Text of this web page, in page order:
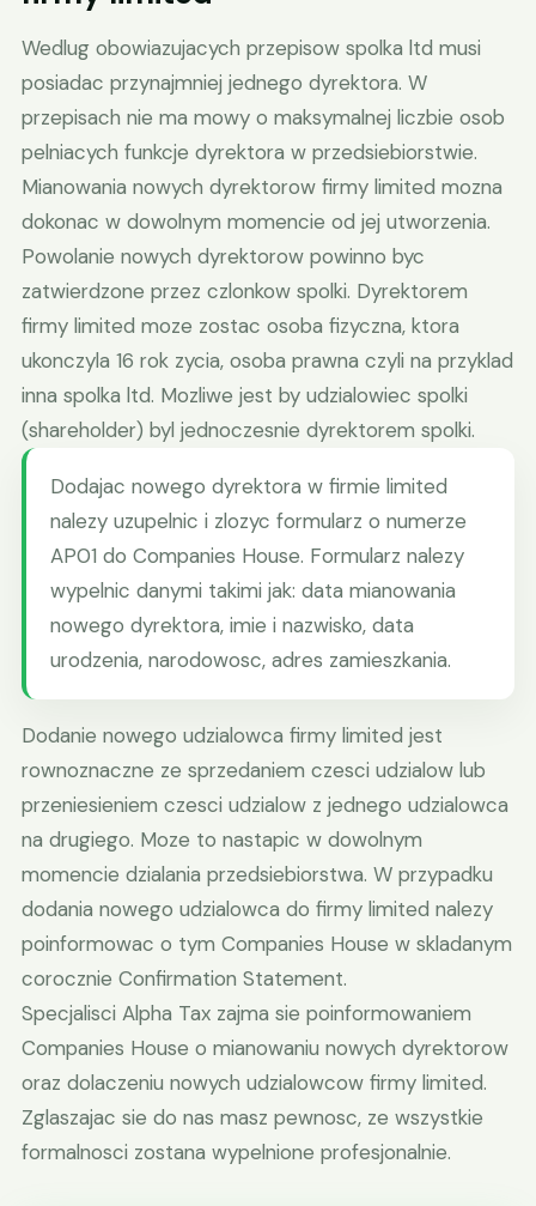
Wedlug obowiazujacych przepisow spolka ltd musi
posiadac przynajmniej jednego dyrektora. W
przepisach nie ma mowy o maksymalnej liczbie osob
pelniacych funkcje dyrektora w przedsiebiorstwie.
Mianowania nowych dyrektorow firmy limited mozna
dokonac w dowolnym momencie od jej utworzenia.
Powolanie nowych dyrektorow powinno byc
zatwierdzone przez czlonkow spolki. Dyrektorem
firmy limited moze zostac osoba fizyczna, ktora
ukonczyla 16 rok zycia, osoba prawna czyli na przyklad
inna spolka ltd. Mozliwe jest by udzialowiec spolki
(shareholder) byl jednoczesnie dyrektorem spolki.
Dodajac nowego dyrektora w firmie limited
nalezy uzupelnic i zlozyc formularz o numerze
AP01 do Companies House. Formularz nalezy
wypelnic danymi takimi jak: data mianowania
nowego dyrektora, imie i nazwisko, data
urodzenia, narodowosc, adres zamieszkania.
Dodanie nowego udzialowca firmy limited jest
rownoznaczne ze sprzedaniem czesci udzialow lub
przeniesieniem czesci udzialow z jednego udzialowca
na drugiego. Moze to nastapic w dowolnym
momencie dzialania przedsiebiorstwa. W przypadku
dodania nowego udzialowca do firmy limited nalezy
poinformowac o tym Companies House w skladanym
corocznie Confirmation Statement.
Specjalisci Alpha Tax zajma sie poinformowaniem
Companies House o mianowaniu nowych dyrektorow
oraz dolaczeniu nowych udzialowcow firmy limited.
Zglaszajac sie do nas masz pewnosc, ze wszystkie
formalnosci zostana wypelnione profesjonalnie.